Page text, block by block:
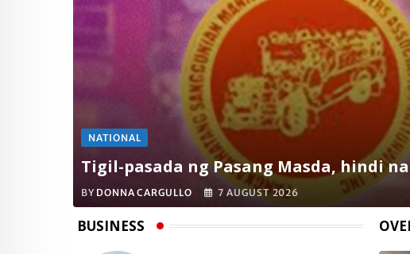
NATIONAL
Tigil-pasada ng Pasang Masda, hindi
BY DONNA CARGULLO 7 AUGUST 2026
BUSINESS